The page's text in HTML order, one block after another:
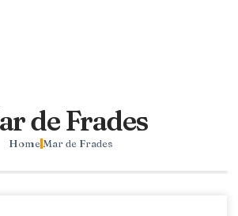
de Frades
Home Mar de Frades